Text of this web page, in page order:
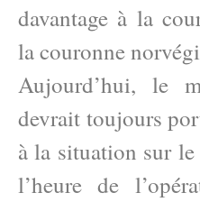
davantage à la
la couronne
Aujourd’hui, le
devrait toujours
à la situation sur
l’heure de